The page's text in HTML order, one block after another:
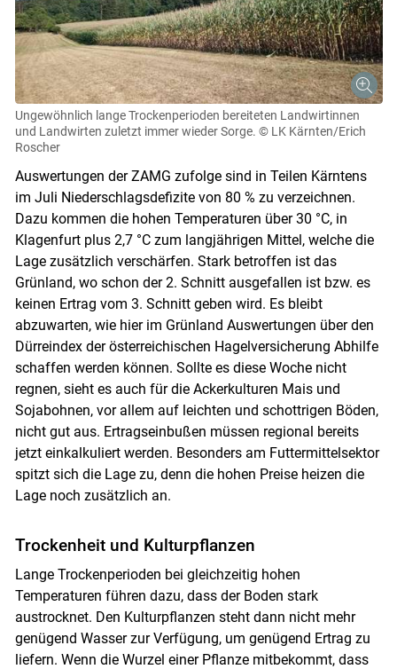
Skip to main content
Ungewöhnlich lange Trockenperioden bereiteten Landwirtinnen
und Landwirten zuletzt immer wieder Sorge. © LK Kärnten/Erich
Roscher
Auswertungen der ZAMG zufolge sind in Teilen Kärntens
im Juli Niederschlagsdefizite von 80 % zu verzeichnen.
Dazu kommen die hohen Temperaturen über 30 °C, in
Klagenfurt plus 2,7 °C zum langjährigen Mittel, welche die
Lage zusätzlich verschärfen. Stark betroffen ist das
Grünland, wo schon der 2. Schnitt ausgefallen ist bzw. es
keinen Ertrag vom 3. Schnitt geben wird. Es bleibt
abzuwarten, wie hier im Grünland Auswertungen über den
Dürreindex der österreichischen Hagelversicherung Abhilfe
schaffen werden können. Sollte es diese Woche nicht
regnen, sieht es auch für die Ackerkulturen Mais und
Sojabohnen, vor allem auf leichten und schottrigen Böden,
nicht gut aus. Ertragseinbußen müssen regional bereits
jetzt einkalkuliert werden. Besonders am Futtermittelsektor
spitzt sich die Lage zu, denn die hohen Preise heizen die
Lage noch zusätzlich an.
Trockenheit und Kulturpflanzen
Lange Trockenperioden bei gleichzeitig hohen
Temperaturen führen dazu, dass der Boden stark
austrocknet. Den Kulturpflanzen steht dann nicht mehr
genügend Wasser zur Verfügung, um genügend Ertrag zu
liefern. Wenn die Wurzel einer Pflanze mitbekommt, dass